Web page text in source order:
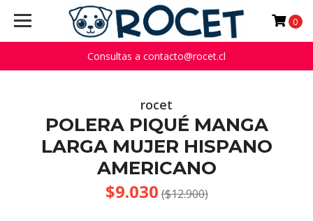
Consultas a contacto@rocet.cl
0
rocet
POLERA PIQUÉ MANGA
LARGA MUJER HISPANO
AMERICANO
$9.030 ($12.900)